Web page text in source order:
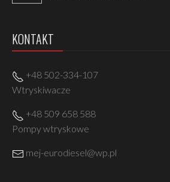
KONTAKT
+48 502-334-107
Wtryskiwacze
+48 509 658 588
Pompy wtryskowe
mej-eurodiesel@wp.pl